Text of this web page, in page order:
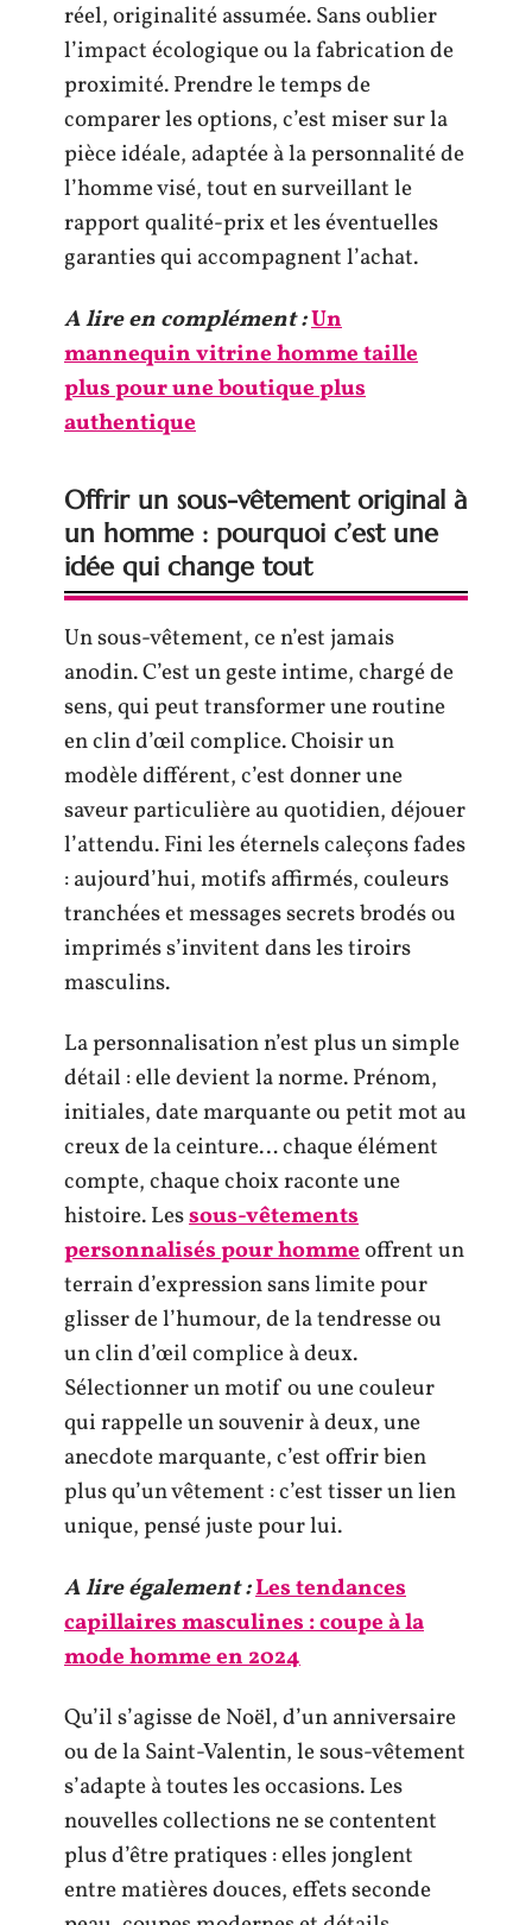
réel, originalité assumée. Sans oublier
l’impact écologique ou la fabrication de
proximité. Prendre le temps de
comparer les options, c’est miser sur la
pièce idéale, adaptée à la personnalité de
l’homme visé, tout en surveillant le
rapport qualité-prix et les éventuelles
garanties qui accompagnent l’achat.
A lire en complément :Un
mannequin vitrine homme taille
plus pour une boutique plus
authentique
Offrir un sous-vêtement original à
un homme : pourquoi c’est une
idée qui change tout
Un sous-vêtement, ce n’est jamais
anodin. C’est un geste intime, chargé de
sens, qui peut transformer une routine
en clin d’œil complice. Choisir un
modèle différent, c’est donner une
saveur particulière au quotidien, déjouer
l’attendu. Fini les éternels caleçons fades
: aujourd’hui, motifs affirmés, couleurs
tranchées et messages secrets brodés ou
imprimés s’invitent dans les tiroirs
masculins.
La personnalisation n’est plus un simple
détail : elle devient la norme. Prénom,
initiales, date marquante ou petit mot au
creux de la ceinture… chaque élément
compte, chaque choix raconte une
histoire. Lessous-vêtements
personnalisés pour hommeoffrent un
terrain d’expression sans limite pour
glisser de l’humour, de la tendresse ou
un clin d’œil complice à deux.
Sélectionner un motif ou une couleur
qui rappelle un souvenir à deux, une
anecdote marquante, c’est offrir bien
plus qu’un vêtement : c’est tisser un lien
unique, pensé juste pour lui.
A lire également :Les tendances
capillaires masculines : coupe à la
mode homme en 2024
Qu’il s’agisse de Noël, d’un anniversaire
ou de la Saint-Valentin, le sous-vêtement
s’adapte à toutes les occasions. Les
nouvelles collections ne se contentent
plus d’être pratiques : elles jonglent
entre matières douces, effets seconde